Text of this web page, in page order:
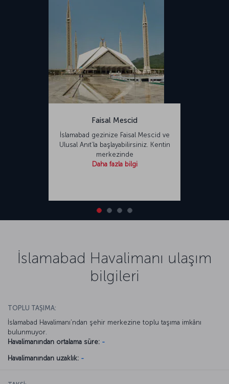
Faisal Mescid
İslamabad gezinize Faisal Mescid ve
Ulusal Anıt’la başlayabilirsiniz. Kentin
merkezinde
Daha fazla bilgi
İslamabad Havalimanı ulaşım
bilgileri
TOPLU TAŞIMA:
İslamabad Havalimanı’ndan şehir merkezine toplu taşıma imkânı
bulunmuyor.
Havalimanından ortalama süre: -
Havalimanından uzaklık: -